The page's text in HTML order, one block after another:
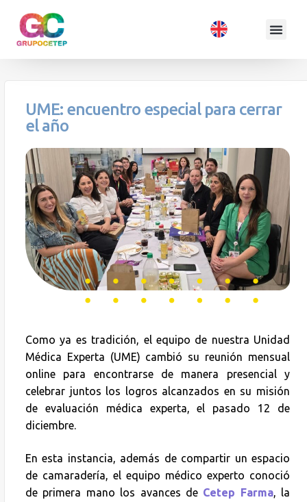
UME: encuentro especial para cerrar
el año
Como ya es tradición, el equipo de nuestra Unidad
Médica Experta (UME) cambió su reunión mensual
online para encontrarse de manera presencial y
celebrar juntos los logros alcanzados en su misión
de evaluación médica experta, el pasado 12 de
diciembre.
En esta instancia, además de compartir un espacio
de camaradería, el equipo médico experto conoció
de primera mano los avances de Cetep Farma, la